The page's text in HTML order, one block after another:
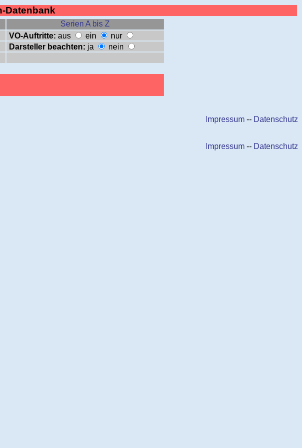
Datenbank
Serien A bis Z
VO-Auftritte: aus ein
nur
Darsteller beachten: ja
nein
Impressum -- Datenschutz
Impressum -- Datenschutz